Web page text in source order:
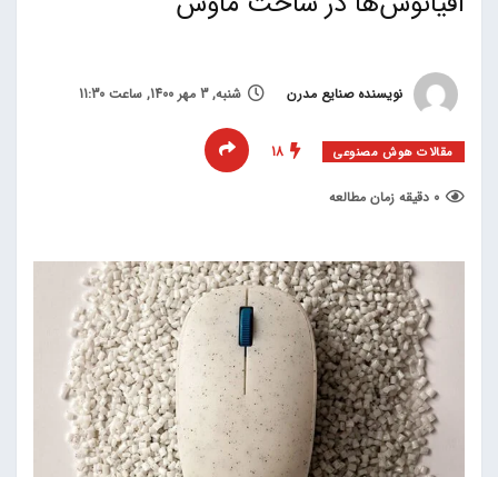
نویسنده صنایع مدرن شنبه, 3 مهر 1400, ساعت 11:30
مقالات هوش مصنوعی 18
0 دقیقه زمان مطالعه